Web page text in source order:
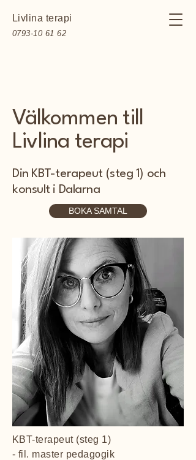
Livlina terapi
0793-10 61 62
Välkommen till
Livlina terapi
Din KBT-terapeut (steg 1) och
konsult i Dalarna
BOKA SAMTAL
KBT-terapeut (steg 1)
- fil. master pedagogik